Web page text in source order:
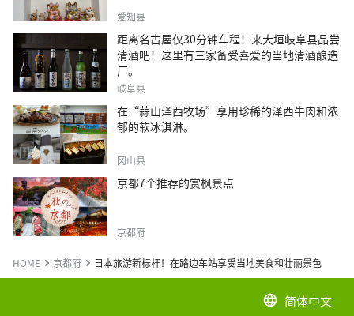
爱知县
距离名古屋仅30分钟车程！来大垣岐阜县品尝
清酒吧！这里有三家备受喜爱的当地清酒酿造
厂。
岐阜县
在“蒜山泽西牧场”享用珍稀的泽西牛肉和浓
郁的软冰淇淋。
冈山县
京都7个推荐的赏枫景点
京都府
HOME 京都府 日本旅游新标杆！在路边车站享受当地美食和壮丽景色
language 简体中文